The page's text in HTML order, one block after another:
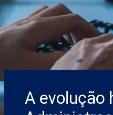
A evolução